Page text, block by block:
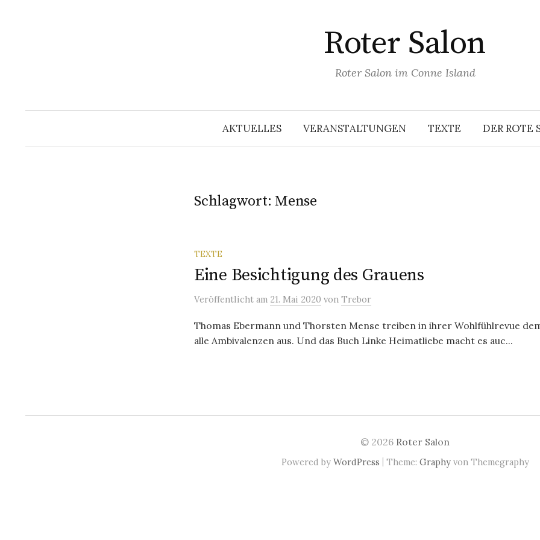
Roter Salon
Roter Salon im Conne Island
AKTUELLES VERANSTALTUNGEN TEXTE DER ROTE
Schlagwort: Mense
TEXTE
Eine Besichtigung des Grauens
Veröffentlicht am 21. Mai 2020 von Trebor
Thomas Ebermann und Thorsten Mense treiben in ihrer Wohlfühlrevue
alle Ambivalenzen aus. Und das Buch Linke Heimatliebe macht es auc...
© 2026 Roter Salon
Powered by WordPress | Theme: Graphyvon Themegraphy